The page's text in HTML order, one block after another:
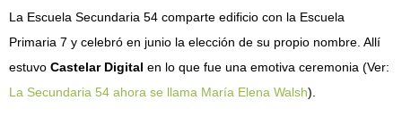
La Escuela Secundaria 54 comparte edificio con la Escuela
Primaria 7 y celebró en junio la elección de su propio nombre. Allí
estuvo Castelar Digital en lo que fue una emotiva ceremonia (Ver:
La Secundaria 54 ahora se llama María Elena Walsh).